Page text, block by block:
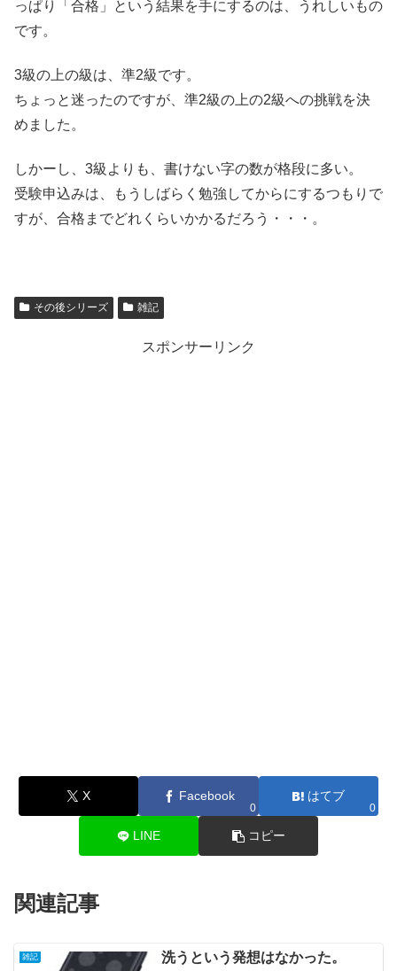
っぱり「合格」という結果を手にするのは、うれしいもの
です。
3級の上の級は、準2級です。
ちょっと迷ったのですが、準2級の上の2級への挑戦を決
めました。
しかーし、3級よりも、書けない字の数が格段に多い。
受験申込みは、もうしばらく勉強してからにするつもりで
すが、合格までどれくらいかかるだろう・・・。
その後シリーズ 雑記
スポンサーリンク
X Facebook
0
はてブ
0
LINE コピー
関連記事
雑記 洗うという発想はなかった。